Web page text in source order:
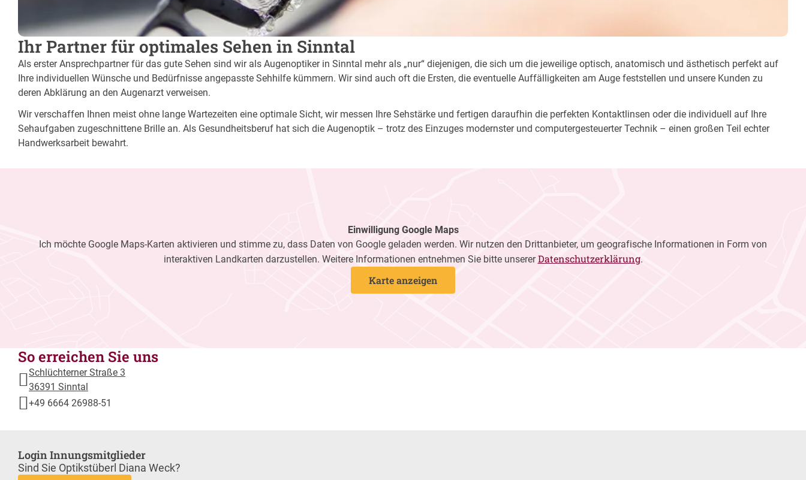
Ihr Partner für optimales Sehen in Sinntal
Als erster Ansprechpartner für das gute Sehen sind wir als Augenoptiker in Sinntal mehr als „nur“ diejenigen, die sich um die jeweilige optisch, anatomisch und ästhetisch perfekt auf
Ihre individuellen Wünsche und Bedürfnisse angepasste Sehhilfe kümmern. Wir sind auch oft die Ersten, die eventuelle Auffälligkeiten am Auge feststellen und unsere Kunden zu
deren Abklärung an den Augenarzt verweisen.
Wir verschaffen Ihnen meist ohne lange Wartezeiten eine optimale Sicht, wir messen Ihre Sehstärke und fertigen daraufhin die perfekten Kontaktlinsen oder die individuell auf Ihre
Sehaufgaben zugeschnittene Brille an. Als Gesundheitsberuf hat sich die Augenoptik – trotz des Einzuges modernster und computergesteuerter Technik – einen großen Teil echter
Handwerksarbeit bewahrt.
Einwilligung Google Maps
Ich möchte Google Maps-Karten aktivieren und stimme zu, dass Daten von Google geladen werden. Wir nutzen den Drittanbieter, um geografische Informationen in Form von
interaktiven Landkarten darzustellen. Weitere Informationen entnehmen Sie bitte unsererDatenschutzerklärung.
Karte anzeigen
So erreichen Sie uns
Schlüchterner Straße 3
36391 Sinntal
+49 6664 26988-51
Login Innungsmitglieder
Sind Sie Optikstüberl Diana Weck?